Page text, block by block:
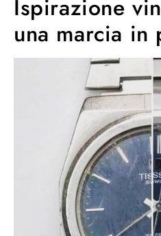
Ispirazione
una marcia in